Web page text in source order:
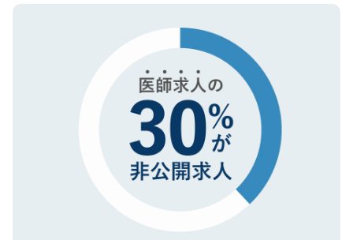
で、機密保持に関してもご安心ください。
ので、まずはご登録ください。